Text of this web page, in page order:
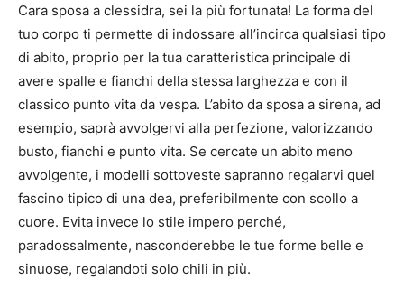
Cara sposa a clessidra, sei la più fortunata! La forma del
tuo corpo ti permette di indossare all’incirca qualsiasi tipo
di abito, proprio per la tua caratteristica principale di
avere spalle e fianchi della stessa larghezza e con il
classico punto vita da vespa. L’abito da sposa a sirena, ad
esempio, saprà avvolgervi alla perfezione, valorizzando
busto, fianchi e punto vita. Se cercate un abito meno
avvolgente, i modelli sottoveste sapranno regalarvi quel
fascino tipico di una dea, preferibilmente con scollo a
cuore. Evita invece lo stile impero perché,
paradossalmente, nasconderebbe le tue forme belle e
sinuose, regalandoti solo chili in più.